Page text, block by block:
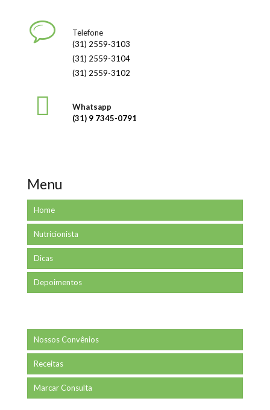
Telefone
(31) 2559-3103
(31) 2559-3104
(31) 2559-3102
Whatsapp
(31) 9 7345-0791
Menu
Home
Nutricionista
Dicas
Depoimentos
Nossos Convênios
Receitas
Marcar Consulta